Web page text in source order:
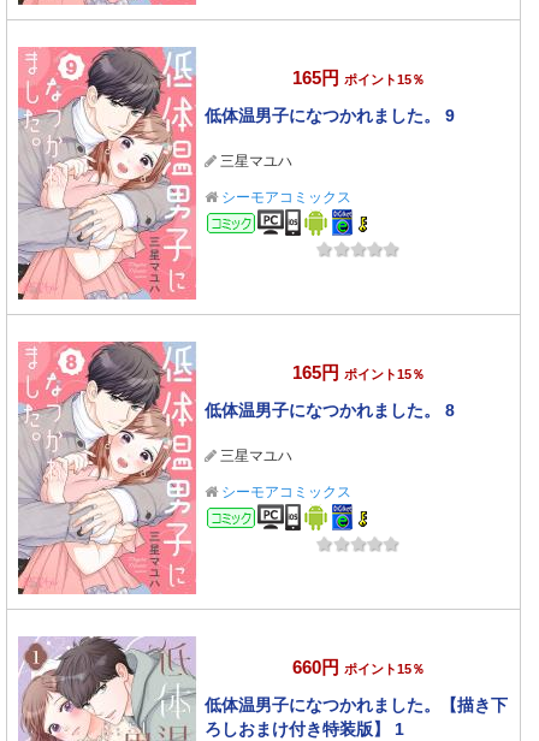
165円 ポイント15％
低体温男子になつかれました。 9
三星マユハ
シーモアコミックス
コミック
165円 ポイント15％
低体温男子になつかれました。 8
三星マユハ
シーモアコミックス
コミック
660円 ポイント15％
低体温男子になつかれました。【描き下
ろしおまけ付き特装版】 1